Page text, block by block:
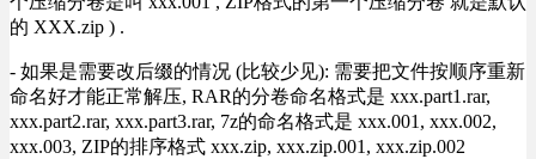
的 XXX.zip ) .
- 如果是需要改后缀的情况 (比较少见): 需要把文件按顺序重新
命名好才能正常解压, RAR的分卷命名格式是 xxx.part1.rar,
xxx.part2.rar, xxx.part3.rar, 7z的命名格式是 xxx.001, xxx.002,
xxx.003, ZIP的排序格式 xxx.zip, xxx.zip.001, xxx.zip.002